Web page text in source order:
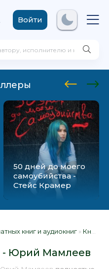
.comВойти
50 дней до моего
самоубийства -
Стейс Крамер
книг и аудиокниг » Книги
- Юрий Мамлеев